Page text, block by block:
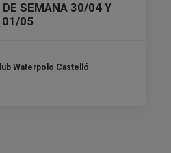
DE SEMANA 30/04 Y
01/05
Waterpolo Castelló